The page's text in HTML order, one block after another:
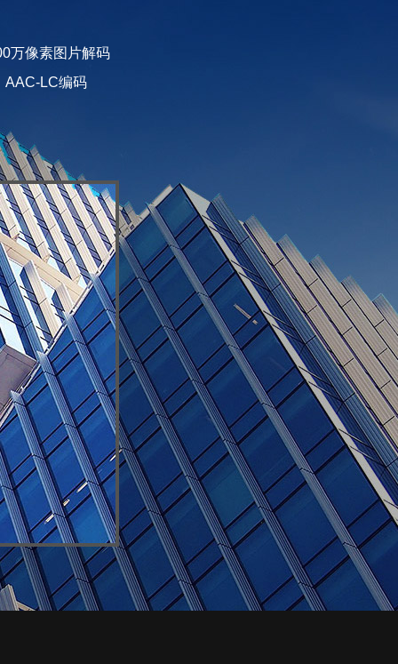
万像素图片解码
AAC-LC编码